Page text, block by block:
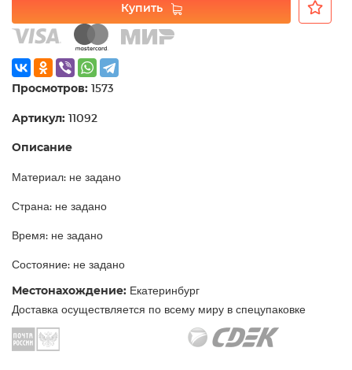
Купить
Просмотров: 1573
Артикул: 11092
Описание
Материал: не задано
Страна: не задано
Время: не задано
Состояние: не задано
Местонахождение: Екатеринбург
Доставка осуществляется по всему миру в спецупаковке